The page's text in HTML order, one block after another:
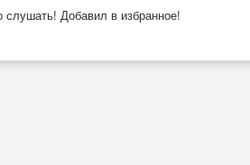
Добавил в избранное!